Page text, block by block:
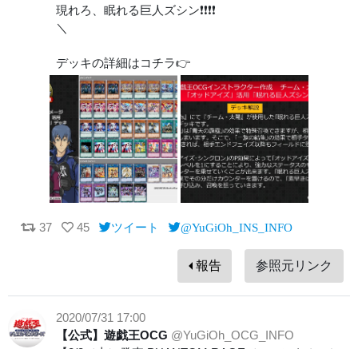
現れろ、眠れる巨人ズシン❗❗❗❗
＼
デッキの詳細はコチラ👉
37 45 ツイート @YuGiOh_INS_INFO
報告 参照元リンク
2020/07/31 17:00
【公式】遊戯王OCG @YuGiOh_OCG_INFO